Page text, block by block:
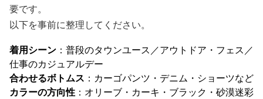
要です。
以下を事前に整理してください。
着用シーン ：普段のタウンユース／アウトドア・フェス／
仕事のカジュアルデー
合わせるボトムス ：カーゴパンツ・デニム・ショーツなど
カラーの方向性 ：オリーブ・カーキ・ブラック・砂漠迷彩